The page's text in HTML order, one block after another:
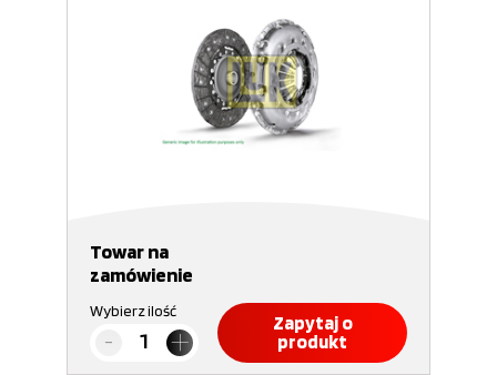
Towar na
zamówienie
Wybierz ilość
Zapytaj o
produkt